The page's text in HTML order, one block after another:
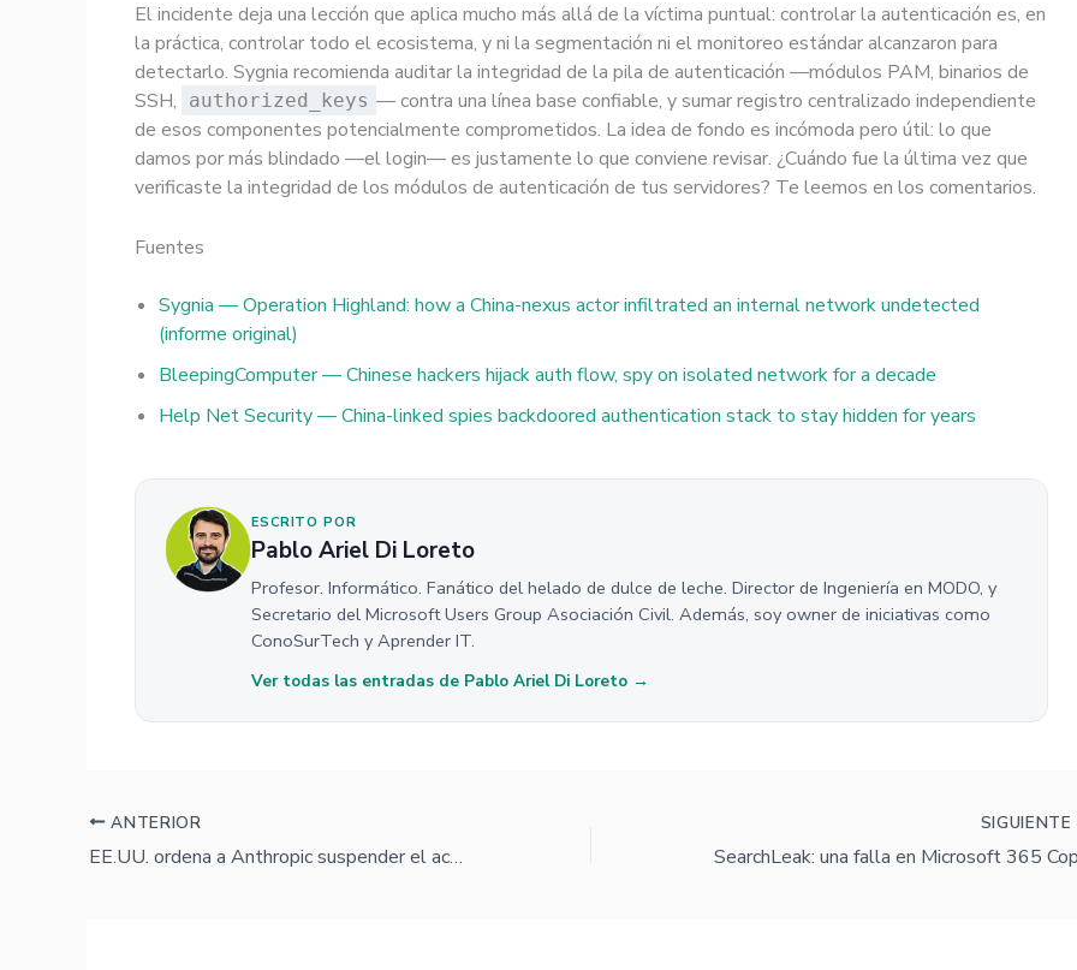
El incidente deja una lección que aplica mucho más allá de la víctima puntual: controlar la autenticación es, en
la práctica, controlar todo el ecosistema, y ni la segmentación ni el monitoreo estándar alcanzaron para
detectarlo. Sygnia recomienda auditar la integridad de la pila de autenticación —módulos PAM, binarios de
SSH,
authorized_keys — contra una línea base confiable, y sumar registro centralizado independiente
de esos componentes potencialmente comprometidos. La idea de fondo es incómoda pero útil: lo que
damos por más blindado —el login— es justamente lo que conviene revisar. ¿Cuándo fue la última vez que
verificaste la integridad de los módulos de autenticación de tus servidores? Te leemos en los comentarios.
Fuentes
Sygnia — Operation Highland: how a China-nexus actor infiltrated an internal network undetected
(informe original)
BleepingComputer — Chinese hackers hijack auth flow, spy on isolated network for a decade
Help Net Security — China-linked spies backdoored authentication stack to stay hidden for years
ESCRITO POR
Pablo Ariel Di Loreto
Profesor. Informático. Fanático del helado de dulce de leche. Director de Ingeniería en MODO, y
Secretario del Microsoft Users Group Asociación Civil. Además, soy owner de iniciativas como
ConoSurTech y Aprender IT.
Ver todas las entradas de Pablo Ariel Di Loreto →
ANTERIOR
EE.UU. ordena a Anthropic suspender el acceso a Claude Fable 5 y Mythos 5
SIGUIENTE